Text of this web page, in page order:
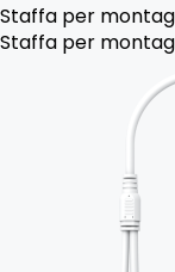
Staffa per
Staffa per